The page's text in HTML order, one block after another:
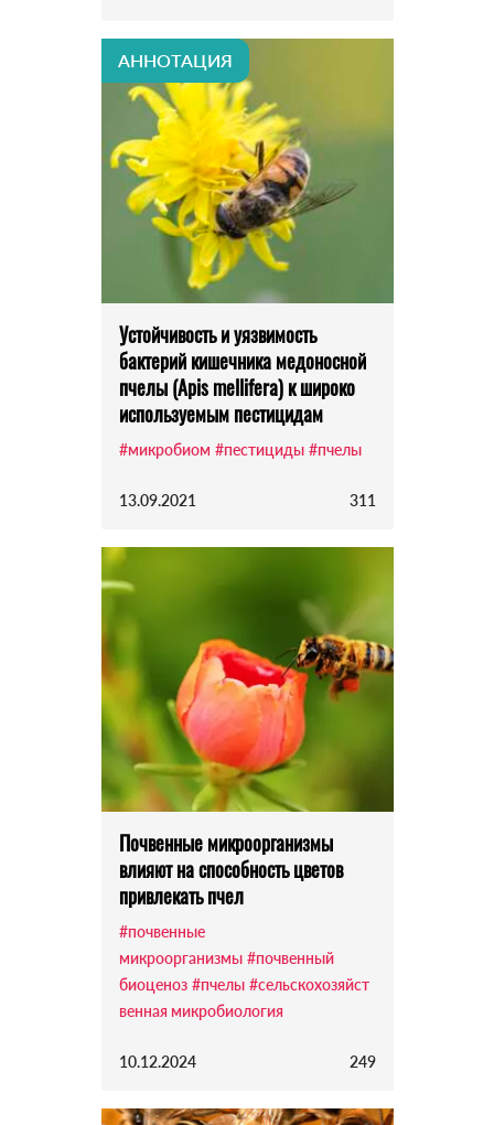
АННОТАЦИЯ
Устойчивость и уязвимость
бактерий кишечника медоносной
пчелы (Apis mellifera) к широко
используемым пестицидам
#микробиом #пестициды #пчелы
13.09.2021 311
Почвенные микроорганизмы
влияют на способность цветов
привлекать пчел
#почвенные
микроорганизмы #почвенный
биоценоз #пчелы #сельскохозяйст
венная микробиология
10.12.2024 249